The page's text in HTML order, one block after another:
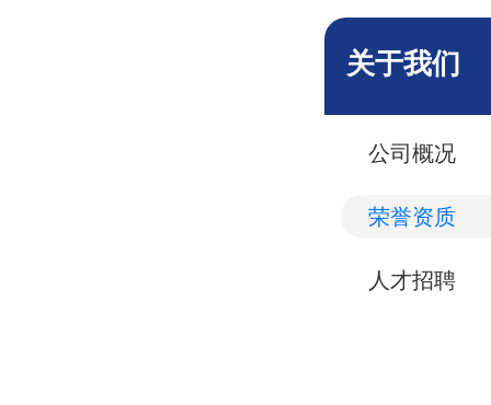
关于我们
公司概况
荣誉资质
人才招聘